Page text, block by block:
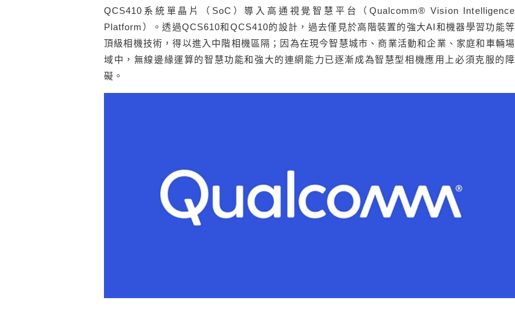
QCS410 系統單晶片（ SoC ）導入高通視覺智慧平台（Qualcomm® Vision Intelligence
Platform ）。透過QCS610和QCS410的設計，過去僅見於高階裝置的強大AI和機器學習功能等
頂級相機技術，得以進入中階相機區隔；因為在現今智慧城市、商業活動和企業、家庭和車輛場
域中，無線邊緣運算的智慧功能和強大的連網能力已逐漸成為智慧型相機應用上必須克服的障
礙。